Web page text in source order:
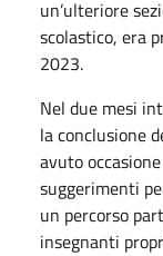
un’ulteriore
scolastico, era
2023.
Nel due mesi
la conclusione
avuto
suggerimenti
un percorso
insegnanti